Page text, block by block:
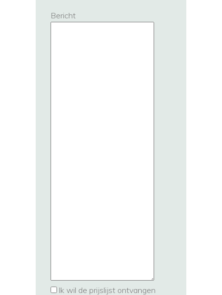
Bericht
Ik wil de prijslijst ontvangen